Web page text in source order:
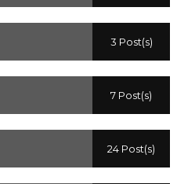
3 Post(s)
7 Post(s)
24 Post(s)